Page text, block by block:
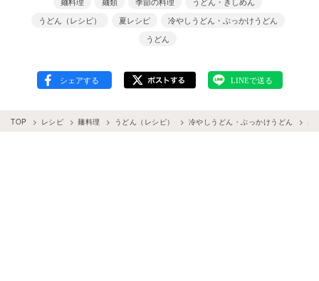
うどん（レシピ）
夏レシピ
冷やしうどん・ぶっかけうどん
うどん
TOP レシピ 麺料理 うどん（レシピ） 冷やしうどん・ぶっかけうどん 暑